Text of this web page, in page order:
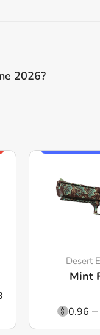
2026?
Desert
Mint
0.96